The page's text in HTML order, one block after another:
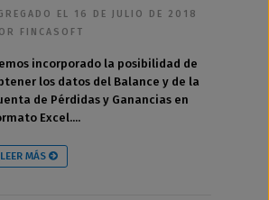
EL 16 DE JULIO DE 2018
FINCASOFT
incorporado la posibilidad de
los datos del Balance y de la
de Pérdidas y Ganancias en
Excel....
LEER MÁS